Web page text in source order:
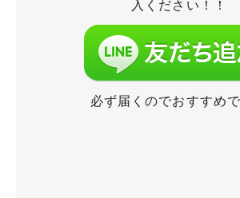
入ください！！
必ず届くのでおすすめで